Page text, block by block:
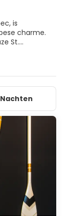
is
charme.
St.
en imposante
de
Québec biedt
musea,
van
unieke